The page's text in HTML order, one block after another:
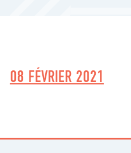
08 FÉVRIER 2021